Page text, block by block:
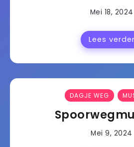
Mei 18, 2024
Lees verder
DAGJE WEG
Mei 9, 2024